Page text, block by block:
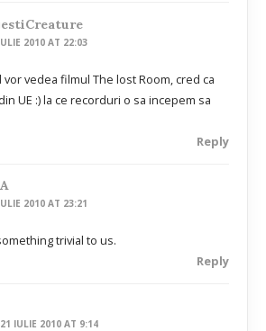
2010 AT 22:03
vedea filmul The lost Room, cred ca
UE :) la ce recorduri o sa incepem sa
Reply
2010 AT 23:21
trivial to us.
Reply
IULIE 2010 AT 9:14